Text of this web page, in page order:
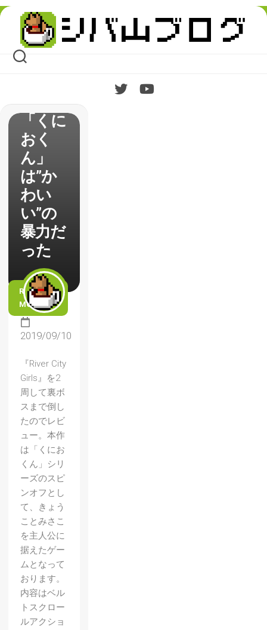
Skip
content
レビュ
ー キ
ュート
でポッ
代版
「くに
おく
ん」
は”か
わい
い”の
暴力だ
った
READ
MORE
2019/09/10
『River City
Girls』を2
周して裏ボ
スまで倒し
たのでレビ
ュー。本作
は「くにお
くん」シリ
ーズのスピ
ンオフとし
て、きょう
ことみさこ
を主人公に
据えたゲー
ムとなって
おります。
内容はベル
トスクロー
ルアクショ